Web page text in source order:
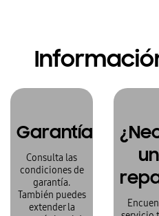
Garantía
Consulta las
condiciones de
garantía.
También puedes
extender la